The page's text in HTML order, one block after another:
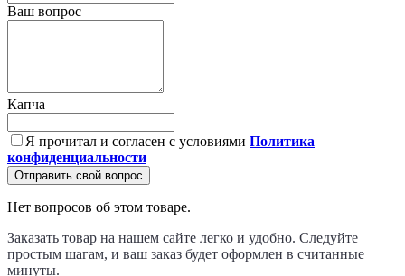
Ваш вопрос
Капча
Я прочитал и согласен с условиями Политика
конфиденциальности
Отправить свой вопрос
Нет вопросов об этом товаре.
Заказать товар на нашем сайте легко и удобно. Следуйте
простым шагам, и ваш заказ будет оформлен в считанные
минуты.